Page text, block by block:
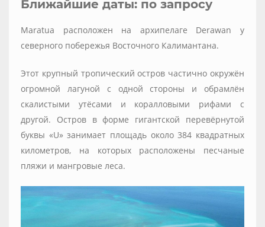
Ближайшие даты: по запросу
Maratua расположен на архипелаге Derawan у
северного побережья Восточного Калимантана.
Этот крупный тропический остров частично окружён
огромной лагуной с одной стороны и обрамлён
скалистыми утёсами и коралловыми рифами с
другой. Остров в форме гигантской перевёрнутой
буквы «U» занимает площадь около 384 квадратных
километров, на которых расположены песчаные
пляжи и мангровые леса.